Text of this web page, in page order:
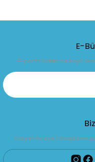
E-
E-posta listemize kayıt
Sosyal medya